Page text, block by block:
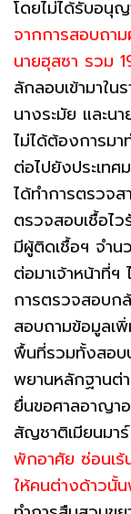
โดยไม่ได้รับอนุ
จากการสอบถา
นายฮุสซา รวม
ลักลอบเข้ามาใ
นางระมัย และ
ไม่ได้ต้องการมา
ต่อไปยังประเทศ
ได้ทำการตรวจ
ตรวจสอบเชื้อไ
มีผู้ติดเชื้อฯ จำน
ต่อมาเจ้าหน้าที่
การตรวจสอบก
สอบถามข้อมูลเพิ่
พื้นที่รวมทั้งสอบ
พยานหลักฐานต่
ยื่นขอศาลอาญา
สัญชาติเมียนมา
พักอาศัย ซ่อนเร้
ให้คนต่างด้าวนั้